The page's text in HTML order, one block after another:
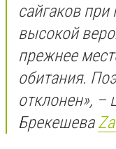
сайгаков
высокой
прежнее
обитания.
отклонен», –
Брекешева